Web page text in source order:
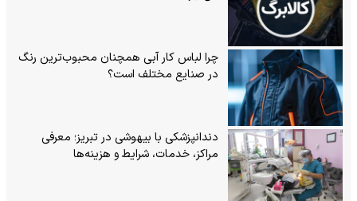
چرا لباس کار آبی همچنان محبوب‌ترین رنگ
در صنایع مختلف است؟
دندانپزشکی با بیهوشی در تبریز؛ معرفی
مراکز، خدمات، شرایط و هزینه‌ها